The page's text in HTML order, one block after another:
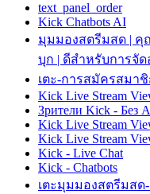
text_panel_order
Kick Chatbots AI
มุมมองสตรีมสด | คุ
บุก | ดีสำหรับการจัด
เตะ-การสมัครสมาชิ
Kick Live Stream
Зрители Kick - Без
Kick Live Stream
Kick Live Stream
Kick - Live Chat
Kick - Chatbots
เตะมุมมองสตรีมสด